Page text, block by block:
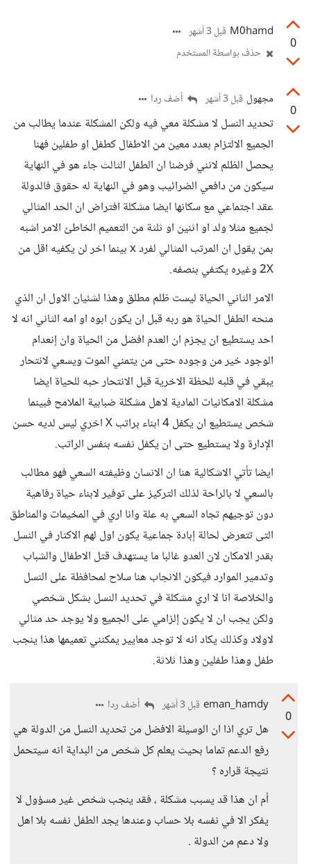
0
M0hamd قبل 3 أشهر
حذف بواسطة المستخدم
0
مجهول قبل 3 أشهر أضف ردا
تحديد النسل لا مشكلة معي فيه ولكن المشكلة عندما يطالب من
الجميع الالتزام بعدد معين من الاطفال كطفل او طفلين فهنا
يحصل الظلم لانني فرضنا ان الطفل الثالث جاء هو في النهاية
سيكون من دافعي الضرائيب وهو في النهاية له حقوق فالدولة
عقد اجتماعي مع سكانها ايضا مشكلة افتراض ان الحد المثالي
لجميع مثلا ولد او اثنين او ثلثة من التعميم الخاطئ الامر اشبه
بمن يقول ان المرتب المثالي لفرد x بينما اخر لن يكفيه اقل من
2X وغيره يكتفي بنصفه.
الامر الثاني الحياة ليست ظلم مطلق وهذا لشئيان الاول ان الذي
منحه الطفل الحياة هو ربه قبل ان يكون ابوه او امه الثاني انه لا
احد يستطيع ان يجزم ان العدم افضل من الحياة وان إنعدام
الوجود خير من وجوده حتى من يتمني الموت ويسعي لانتحار
يبقي في قلبه للحظة الاخرية قبل الانتحار حبه للحياة ايضا
مشكلة الامكانيات المادية لاهل مشكلة ضبابية الملامح فبينما
شخص يستطيع ان يكفل 4 ابناء براتب X اخري ليس لديه حسن
الإدارة ولا يستطيع حتى ان يكفل نفسه بنفس الراتب.
ايضا تأتي الاشكالية هنا ان الانسان وظيفته السعي فهو مطالب
بالسعي لا بالراحة لذلك التركيز على توفير لابناء حياة رفاهية
دون توجيهم تجاه السعي به علة وانا اري في المخيمات والمناطق
التى تتعرض لحالة إبادة جماعية يكون اول لهم الاكثار في النسل
بقدر الامكان لان العدو غالبا ما يستهدف قتل الاطفال والشباب
وتدمير الموارد فيكون الانجاب هنا سلاح لمحافظة على النسل
والخلاصة انا لا اري مشكلة في تحديد النسل بشكل شخصي
ولكن يجب ان لا يكون إلزامي على الجميع ولا يوجد حد مثالي
لاولاد وكذلك يكاد انه لا توجد معايير يمكنني تعميمها هذا ينجب
طفل وهذا طفلين وهذا ثلاثة.
0
eman_hamdy قبل 3 أشهر أضف ردا
هل تري اذا ان الوسيلة الافضل من تحديد النسل من الدولة هي
رفع الدعم تماما بحيث يعلم كل شخص من البداية انه سيتحمل
نتيجة قراره ؟
أم ان هذا قد يسبب مشكلة ، فقد ينجب شخص غير مسؤول لا
يفكر الا في نفسه بلا حساب وعندها يجد الطفل نفسه بلا اهل
ولا دعم من الدولة .